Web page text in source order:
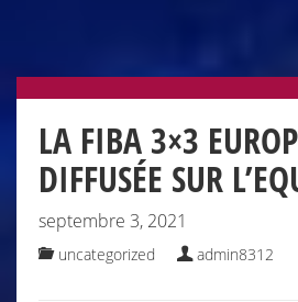
LA FIBA 3×3
DIFFUSÉE SUR
septembre 3, 2021
uncategorized admin8312